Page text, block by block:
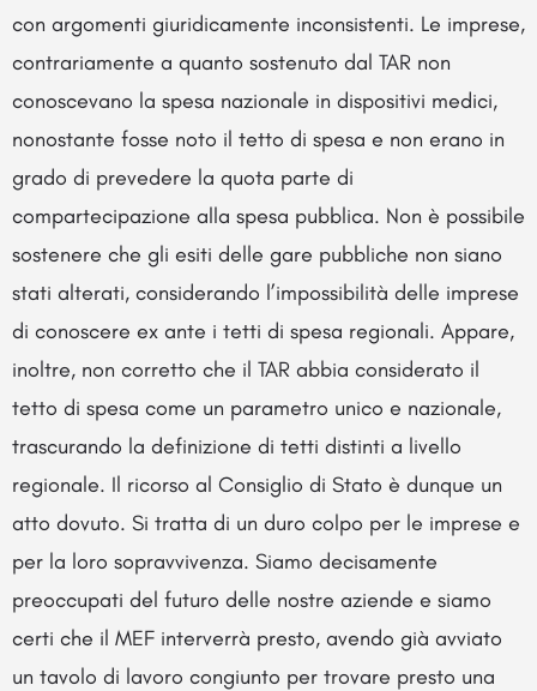
con argomenti giuridicamente inconsistenti. Le imprese,
contrariamente a quanto sostenuto dal TAR non
conoscevano la spesa nazionale in dispositivi medici,
nonostante fosse noto il tetto di spesa e non erano in
grado di prevedere la quota parte di
compartecipazione alla spesa pubblica. Non è possibile
sostenere che gli esiti delle gare pubbliche non siano
stati alterati, considerando l’impossibilità delle imprese
di conoscere ex ante i tetti di spesa regionali. Appare,
inoltre, non corretto che il TAR abbia considerato il
tetto di spesa come un parametro unico e nazionale,
trascurando la definizione di tetti distinti a livello
regionale. Il ricorso al Consiglio di Stato è dunque un
atto dovuto. Si tratta di un duro colpo per le imprese e
per la loro sopravvivenza. Siamo decisamente
preoccupati del futuro delle nostre aziende e siamo
certi che il MEF interverrà presto, avendo già avviato
un tavolo di lavoro congiunto per trovare presto una